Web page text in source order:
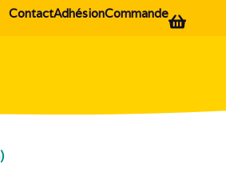
Commande
Adhésion
Contact